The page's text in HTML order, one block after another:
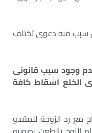
سبب منه دعوی تختلف
وجود سبب قانونی
الخلع اسقاط كافة
مع رد الزوجة للمقدو